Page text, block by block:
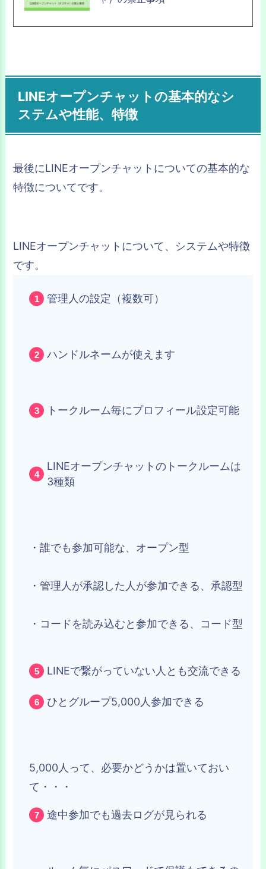
LINEオープンチャットの基本的なシ
ステムや性能、特徴
最後にLINEオープンチャットについての基本的な
特徴についてです。
LINEオープンチャットについて、システムや特徴
です。
管理人の設定（複数可）
ハンドルネームが使えます
トークルーム毎にプロフィール設定可能
LINEオープンチャットのトークルームは
3種類
・誰でも参加可能な、オープン型
・管理人が承認した人が参加できる、承認型
・コードを読み込むと参加できる、コード型
LINEで繋がっていない人とも交流できる
ひとグループ5,000人参加できる
5,000人って、必要かどうかは置いておい
て・・・
途中参加でも過去ログが見られる